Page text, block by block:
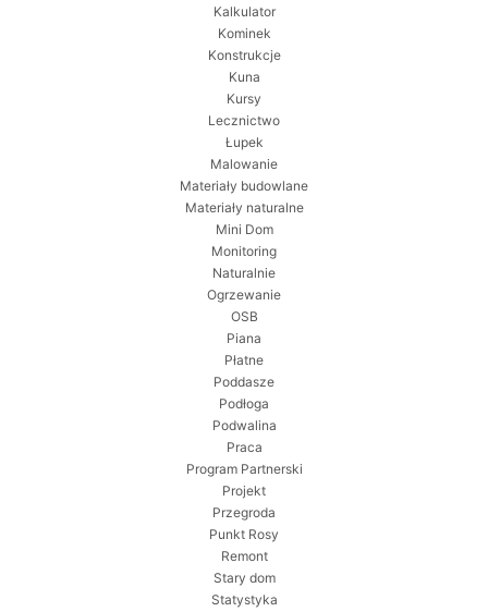
Kalkulator
Kominek
Konstrukcje
Kuna
Kursy
Lecznictwo
Łupek
Malowanie
Materiały budowlane
Materiały naturalne
Mini Dom
Monitoring
Naturalnie
Ogrzewanie
OSB
Piana
Płatne
Poddasze
Podłoga
Podwalina
Praca
Program Partnerski
Projekt
Przegroda
Punkt Rosy
Remont
Stary dom
Statystyka